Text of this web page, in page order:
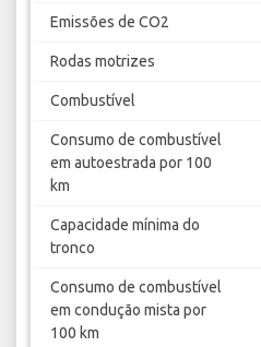
Emissões de CO2
Rodas motrizes
Combustível
Consumo de combustível
em autoestrada por 100
km
Capacidade mínima do
tronco
Consumo de combustível
em condução mista por
100 km